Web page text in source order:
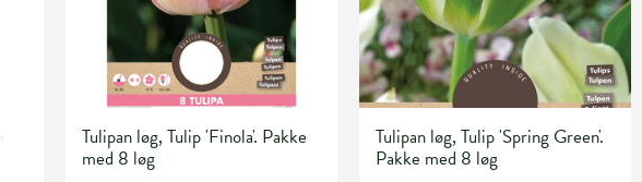
Tulipan løg, Tulip 'Finola'. Pakke
med 8 løg
Tulipan løg, Tulip 'Spring Green'.
Pakke med 8 løg